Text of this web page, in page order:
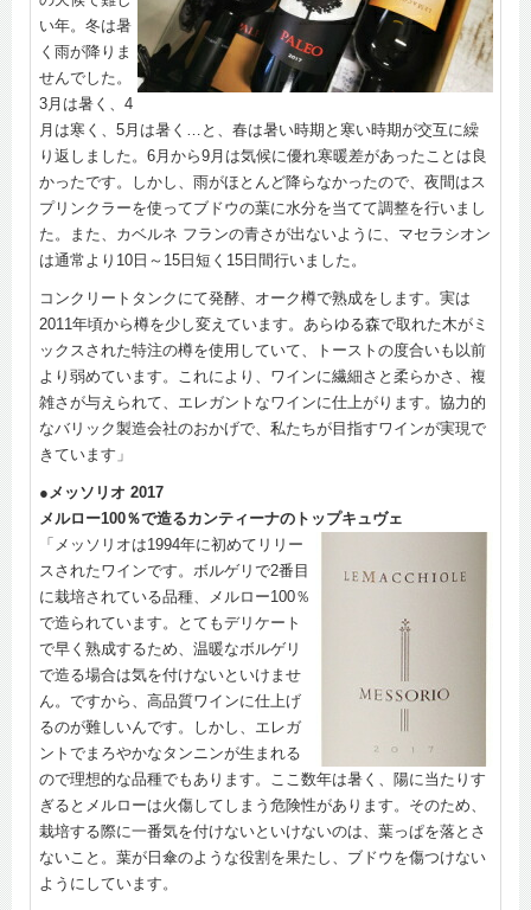
い年。冬は暑
く雨が降りま
せんでした。
3月は暑く、4
月は寒く、5月は暑く…と、春は暑い時期と寒い時期が交互に繰
り返しました。6月から9月は気候に優れ寒暖差があったことは良
かったです。しかし、雨がほとんど降らなかったので、夜間はス
プリンクラーを使ってブドウの葉に水分を当てて調整を行いまし
た。また、カベルネ フランの青さが出ないように、マセラシオン
は通常より10日～15日短く15日間行いました。
コンクリートタンクにて発酵、オーク樽で熟成をします。実は
2011年頃から樽を少し変えています。あらゆる森で取れた木がミ
ックスされた特注の樽を使用していて、トーストの度合いも以前
より弱めています。これにより、ワインに繊細さと柔らかさ、複
雑さが与えられて、エレガントなワインに仕上がります。協力的
なバリック製造会社のおかげで、私たちが目指すワインが実現で
きています」
●メッソリオ 2017
メルロー100％で造るカンティーナのトップキュヴェ
「メッソリオは1994年に初めてリリー
スされたワインです。ボルゲリで2番目
に栽培されている品種、メルロー100％
で造られています。とてもデリケート
で早く熟成するため、温暖なボルゲリ
で造る場合は気を付けないといけませ
ん。ですから、高品質ワインに仕上げ
るのが難しいんです。しかし、エレガ
ントでまろやかなタンニンが生まれる
ので理想的な品種でもあります。ここ数年は暑く、陽に当たりす
ぎるとメルローは火傷してしまう危険性があります。そのため、
栽培する際に一番気を付けないといけないのは、葉っぱを落とさ
ないこと。葉が日傘のような役割を果たし、ブドウを傷つけない
ようにしています。